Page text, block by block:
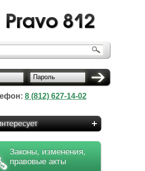
Пароль
8 (812) 627-14-02
Законы, изменения,
правовые акты